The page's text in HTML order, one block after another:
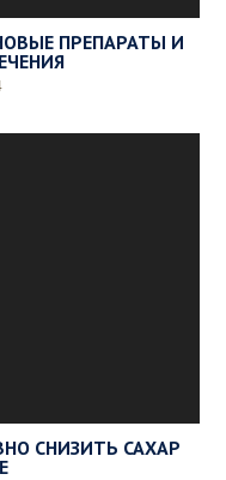
ПРЕПАРАТЫ И
СНИЗИТЬ САХАР